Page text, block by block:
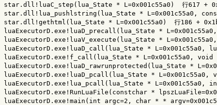
star.dll!luaC_step(lua_State * L=0x001c55a0)  行617 +
star.dll!lua_pushlstring(lua_State * L=0x001c55a0,
star.dll!gethtml(lua_State * L=0x001c55a0)  行186 +
luaExecutorD.exe!luaD_precall(lua_State *
luaExecutorD.exe!luaV_execute(lua_State *
luaExecutorD.exe!luaD_call(lua_State * L=0x001c55a0,
luaExecutorD.exe!f_call(lua_State * L=0x001c55a0, void
luaExecutorD.exe!luaD_rawrunprotected(lua_State *
luaExecutorD.exe!luaD_pcall(lua_State *
luaExecutorD.exe!lua_pcall(lua_State *
luaExecutorD.exe!RunLuaFile(constchar *
luaExecutorD.exe!main(int argc=2, char * *